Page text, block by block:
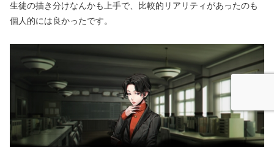
生徒の描き分けなんかも上手で、比較的リアリティがあったのも
個人的には良かったです。